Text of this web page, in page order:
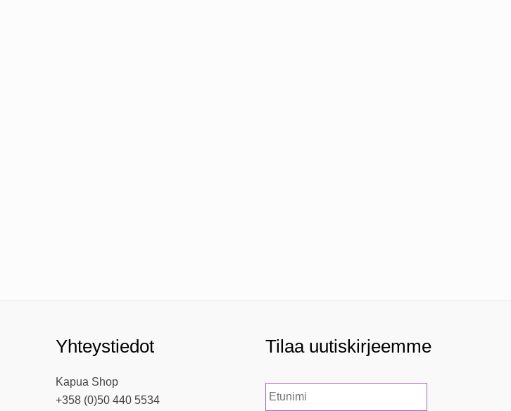
Yhteystiedot
Kapua Shop
+358 (0)50 440 5534
Tilaa uutiskirjeemme
m
Etunimi